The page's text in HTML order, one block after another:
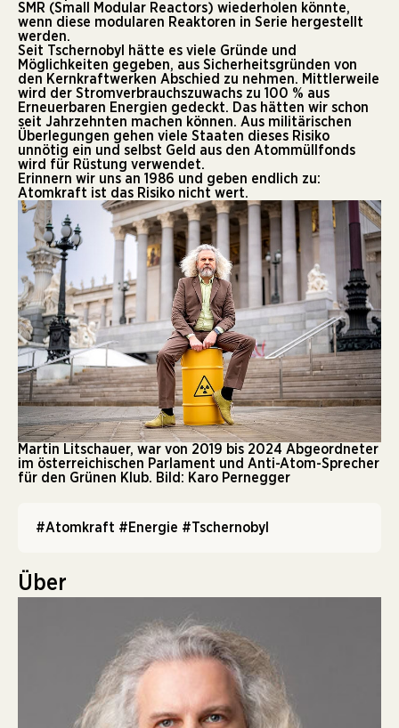
SMR (Small Modular Reactors) wiederholen könnte,
wenn diese modularen Reaktoren in Serie hergestellt
werden.
Seit Tschernobyl hätte es viele Gründe und
Möglichkeiten gegeben, aus Sicherheitsgründen von
den Kernkraftwerken Abschied zu nehmen. Mittlerweile
wird der Stromverbrauchszuwachs zu 100 % aus
Erneuerbaren Energien gedeckt. Das hätten wir schon
seit Jahrzehnten machen können. Aus militärischen
Überlegungen gehen viele Staaten dieses Risiko
unnötig ein und selbst Geld aus den Atommüllfonds
wird für Rüstung verwendet.
Erinnern wir uns an 1986 und geben endlich zu:
Atomkraft ist das Risiko nicht wert.
Martin Litschauer, war von 2019 bis 2024 Abgeordneter
im österreichischen Parlament und Anti-Atom-Sprecher
für den Grünen Klub. Bild: Karo Pernegger
#Atomkraft #Energie #Tschernobyl
Über